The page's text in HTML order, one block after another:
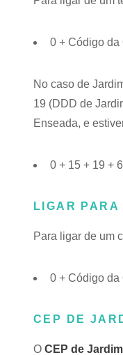
0 + Código da
No caso de
19 (DDD de
Enseada, e
0 + 15 + 19 +
LIGAR
Para ligar de um
0 + Código da
CEP DE
O CEP de